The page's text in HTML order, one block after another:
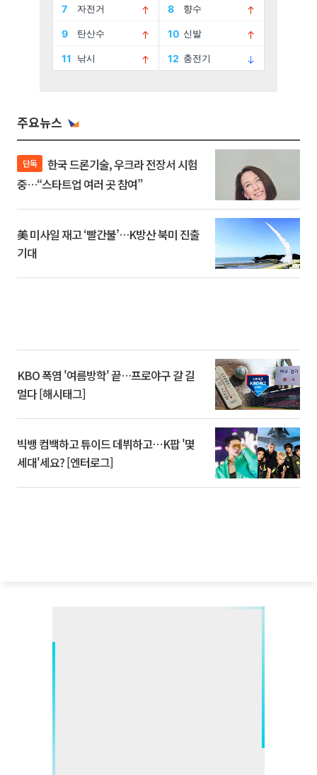
주요뉴스
단독
중…“스타트업 여러 곳 참여”
美 미사일 재고 ‘빨간불’…K방산 북미 진출
기대
KBO 폭염 '여름방학' 끝…프로야구 갈 길
멀다 [해시태그]
빅뱅 컴백하고 튜이드 데뷔하고⋯K팝 '몇
세대'세요? [엔터로그]